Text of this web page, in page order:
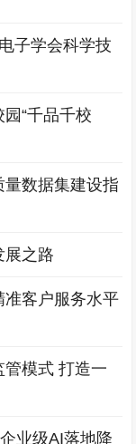
子学会科学技
“千品千校
数据集建设指
展之路
客户服务水平
模式 打造一
业级AI落地降